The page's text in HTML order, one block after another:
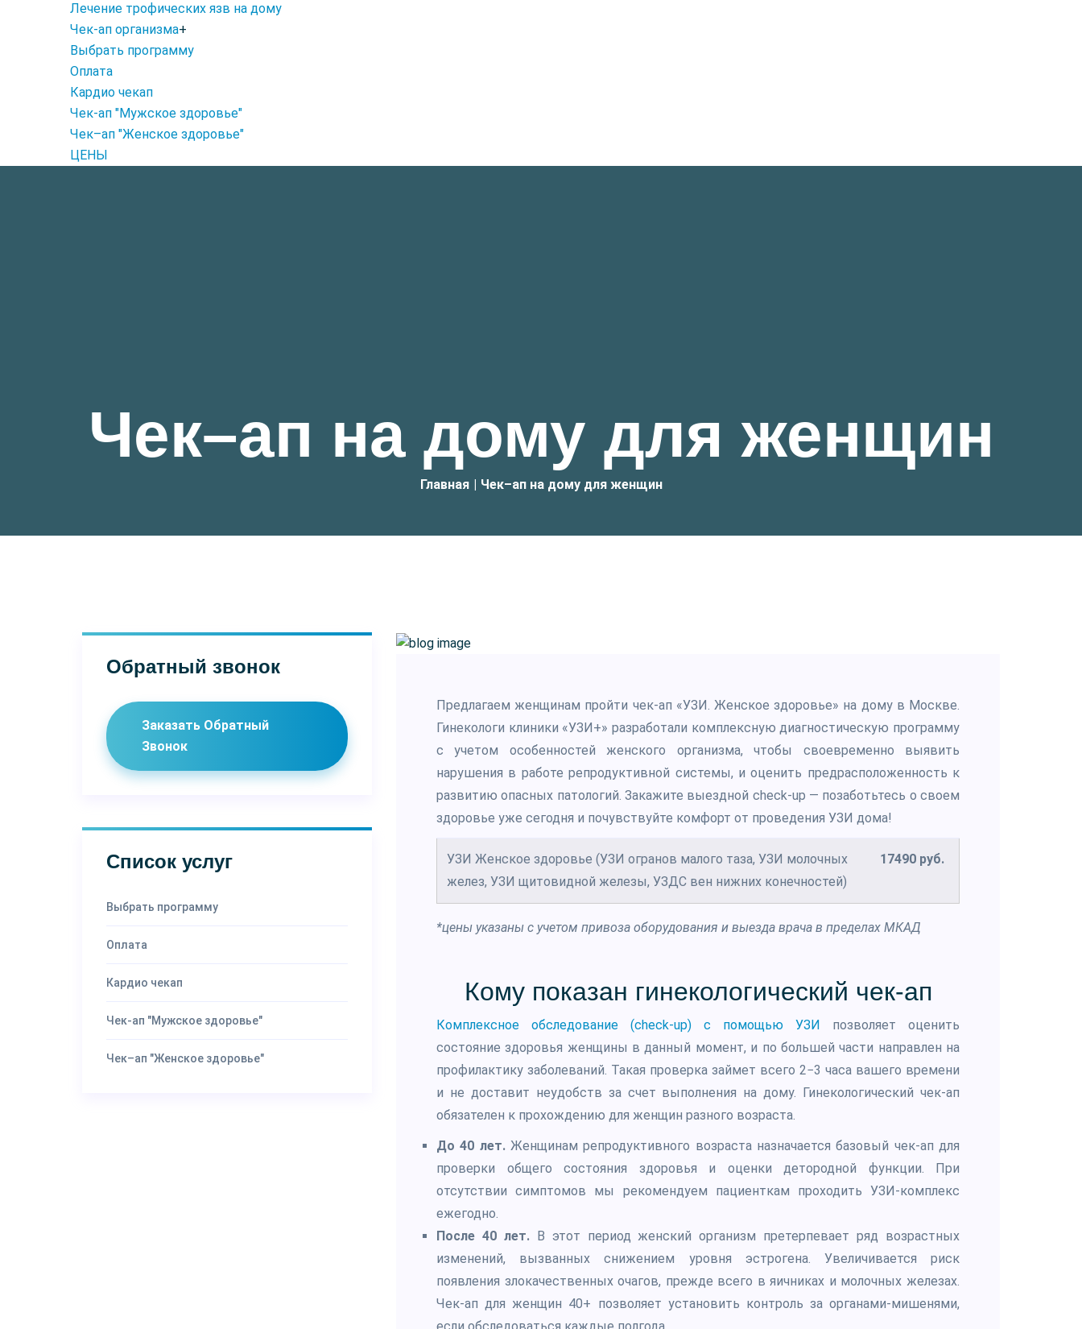
Лечение трофических язв на дому
Чек-ап организма+
Выбрать программу
Оплата
Кардио чекап
Чек-ап "Мужское здоровье"
Чек–ап "Женское здоровье"
ЦЕНЫ
Чек–ап на дому для женщин
Главная | Чек–ап на дому для женщин
Обратный звонок
Заказать Обратный
Звонок
Список услуг
Выбрать программу
Оплата
Кардио чекап
Чек-ап "Мужское здоровье"
Чек–ап "Женское здоровье"
Предлагаем женщинам пройти чек-ап «УЗИ. Женское здоровье» на дому в Москве.
Гинекологи клиники «УЗИ+» разработали комплексную диагностическую программу
с учетом особенностей женского организма, чтобы своевременно выявить
нарушения в работе репродуктивной системы, и оценить предрасположенность к
развитию опасных патологий. Закажите выездной check-up — позаботьтесь о своем
здоровье уже сегодня и почувствуйте комфорт от проведения УЗИ дома!
УЗИ Женское здоровье (УЗИ огранов малого таза, УЗИ молочных
желез, УЗИ щитовидной железы, УЗДС вен нижних конечностей)
17490 руб.
*цены указаны с учетом привоза оборудования и выезда врача в пределах МКАД
Кому показан гинекологический чек-ап
Комплексное обследование (check-up) с помощью УЗИ позволяет оценить
состояние здоровья женщины в данный момент, и по большей части направлен на
профилактику заболеваний. Такая проверка займет всего 2−3 часа вашего времени
и не доставит неудобств за счет выполнения на дому. Гинекологический чек-ап
обязателен к прохождению для женщин разного возраста.
До 40 лет.Женщинам репродуктивного возраста назначается базовый чек-ап для
проверки общего состояния здоровья и оценки детородной функции. При
отсутствии симптомов мы рекомендуем пациенткам проходить УЗИ-комплекс
ежегодно.
После 40 лет.В этот период женский организм претерпевает ряд возрастных
изменений, вызванных снижением уровня эстрогена. Увеличивается риск
появления злокачественных очагов, прежде всего в яичниках и молочных железах.
Чек-ап для женщин 40+ позволяет установить контроль за органами-мишенями,